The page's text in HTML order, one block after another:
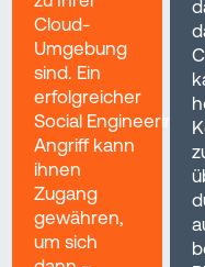
Cloud-
Umgebung
sind. Ein
erfolgreicher
Social Engineering-
Angriff kann
ihnen
Zugang
gewähren,
um sich